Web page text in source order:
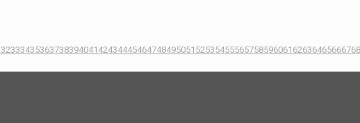
32333435363738394041 42434445464748495051 52535455565758596061 62636465666768